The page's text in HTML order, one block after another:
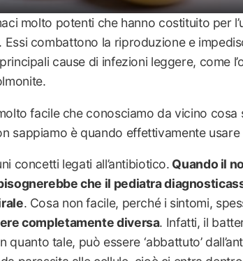
molto potenti che hanno costituito per
Essi combattono la riproduzione e
cause di infezioni leggere, come
facile che conosciamo da vicino cosa
sappiamo è quando effettivamente usare
concetti legati all’antibiotico. Quando il
che il pediatra
. Cosa non facile, perché i sintomi,
completamente diversa. Infatti, il
tale, può essere ‘abbattuto’